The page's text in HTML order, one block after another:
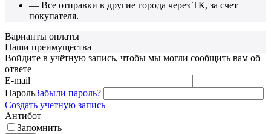
— Все отправки в другие города через ТК, за счет
покупателя.
Варианты оплаты
Наши преимущества
Войдите в учётную запись, чтобы мы могли сообщить вам об
ответе
E-mail
ПарольЗабыли пароль?
Создать учетную запись
Антибот
Запомнить